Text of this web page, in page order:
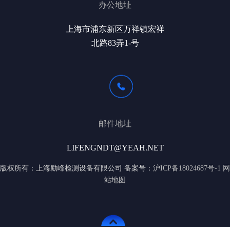
办公地址
上海市浦东新区万祥镇宏祥
北路83弄1-号
邮件地址
LIFENGNDT@YEAH.NET
版权所有：上海励峰检测设备有限公司 备案号： 沪ICP备18024687号-1 网
站地图